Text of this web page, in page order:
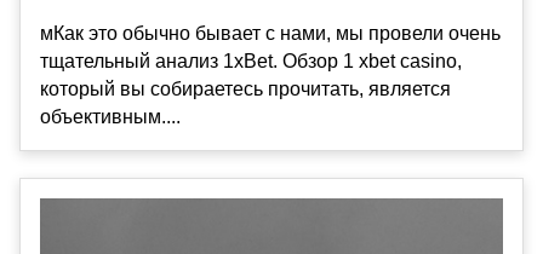
мКак это обычно бывает с нами, мы провели очень
тщательный анализ 1xBet. Обзор 1 xbet casino,
который вы собираетесь прочитать, является
объективным....